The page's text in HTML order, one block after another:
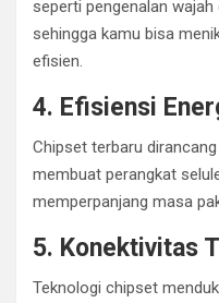
seperti pengenalan
sehingga kamu bisa
efisien.
4. Efisiensi
Chipset terbaru
membuat perangkat
memperpanjang masa
5. Konektivitas
Teknologi chipset